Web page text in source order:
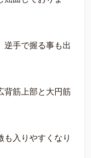
逆手で握る事も出
背筋上部と大円筋
も入りやすくなり